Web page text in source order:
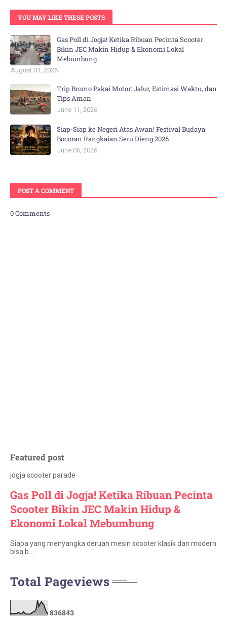
YOU MAY LIKE THESE POSTS
Gas Poll di Jogja! Ketika Ribuan Pecinta Scooter
Bikin JEC Makin Hidup & Ekonomi Lokal
Mebumbung
August 01, 2026
Trip Bromo Pakai Motor: Jalur, Estimasi Waktu, dan
Tips Aman
June 11, 2026
Siap-Siap ke Negeri Atas Awan! Festival Budaya
Bocoran Rangkaian Seru Dieng 2026
June 06, 2026
POST A COMMENT
0 Comments
Featured post
jogja scooter parade
Gas Poll di Jogja! Ketika Ribuan Pecinta
Scooter Bikin JEC Makin Hidup &
Ekonomi Lokal Mebumbung
Siapa yang menyangka deruan mesin scooter klasik dan modern
bisa b…
Total Pageviews
836843